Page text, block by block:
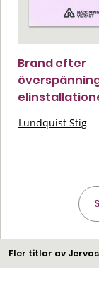
Brand efter
Lundquist Stig
Fler titlar av Jervas